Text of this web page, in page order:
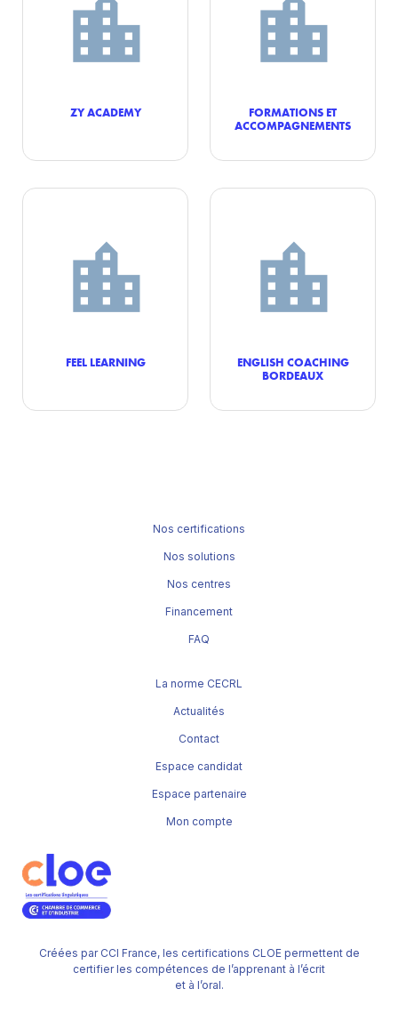
ZY ACADEMY
FORMATIONS ET
ACCOMPAGNEMENTS
FEEL LEARNING
ENGLISH COACHING
BORDEAUX
Créées par CCI France, les certifications CLOE permettent de
certifier les compétences de l’apprenant à l’écrit
et à l’oral.
Nos certifications
Nos solutions
Nos centres
Financement
FAQ
La norme CECRL
Actualités
Contact
Espace candidat
Espace partenaire
Mon compte